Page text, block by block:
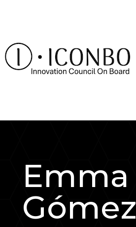
Emma
Gómez